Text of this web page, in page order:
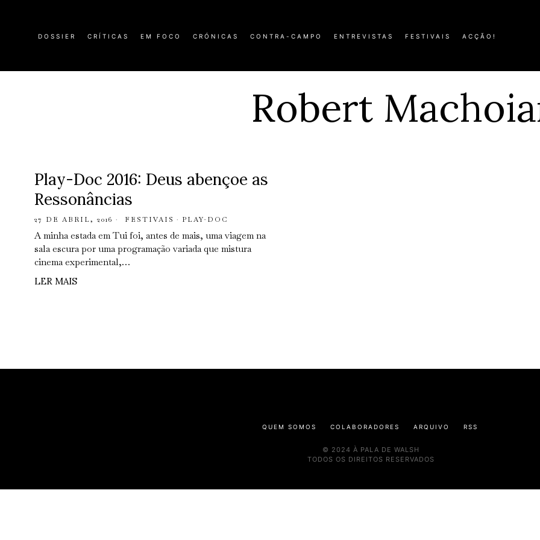
DOSSIER CRÍTICAS EM FOCO CRÓNICAS CONTRA-CAMPO ENTREVISTAS FESTIVAIS ACÇÃO!
Robert
Play-Doc 2016: Deus abençoe as
Ressonâncias
27 DE ABRIL, 2016 FESTIVAIS · PLAY-DOC
A minha estada em Tui foi, antes de mais, uma viagem na
sala escura por uma programação variada que mistura
cinema experimental,…
LER MAIS
QUEM SOMOS COLABORADORES ARQUIVO RSS
© 2024 À PALA DE WALSH
TODOS OS DIREITOS RESERVADOS